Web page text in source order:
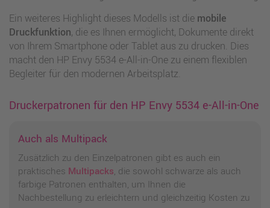
Ein weiteres Highlight dieses Modells ist die mobile
Druckfunktion, die es Ihnen ermöglicht, Dokumente direkt
von Ihrem Smartphone oder Tablet aus zu drucken. Dies
macht den HP Envy 5534 e-All-in-One zu einem flexiblen
Begleiter für den modernen Arbeitsplatz.
Druckerpatronen für den HP Envy 5534 e-All-in-One
Auch als Multipack
Zusätzlich zu den Einzelpatronen gibt es auch ein
praktisches Multipacks, die sowohl schwarze als auch
farbige Patronen enthalten, um Ihnen die
Nachbestellung zu erleichtern und gleichzeitig Kosten zu